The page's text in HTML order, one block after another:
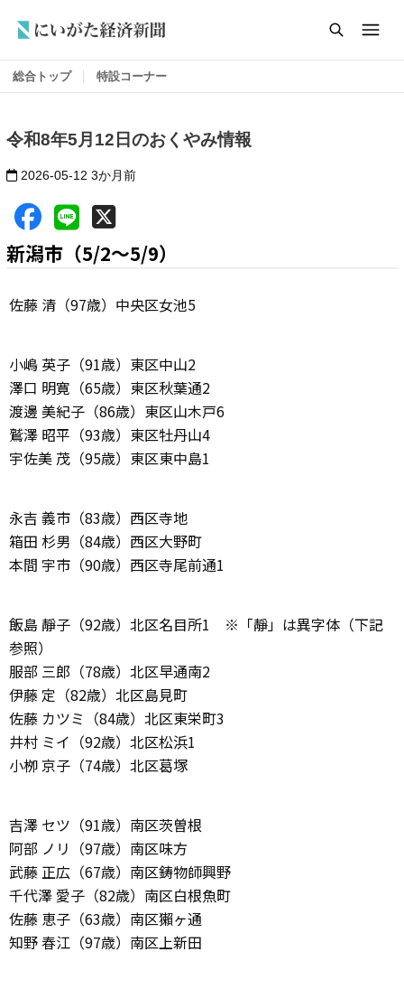
総合トップ 特設コーナー
令和8年5月12日のおくやみ情報
2026-05-12 3か月前
新潟市（5/2～5/9）
佐藤 清（97歳）中央区女池5
小嶋 英子（91歳）東区中山2
澤口 明寛（65歳）東区秋葉通2
渡邊 美紀子（86歳）東区山木戸6
鷲澤 昭平（93歳）東区牡丹山4
宇佐美 茂（95歳）東区東中島1
永吉 義市（83歳）西区寺地
箱田 杉男（84歳）西区大野町
本間 宇市（90歳）西区寺尾前通1
飯島 靜子（92歳）北区名目所1 ※「靜」は異字体（下記
参照）
服部 三郎（78歳）北区早通南2
伊藤 定（82歳）北区島見町
佐藤 カツミ（84歳）北区東栄町3
井村 ミイ（92歳）北区松浜1
小栁 京子（74歳）北区葛塚
吉澤 セツ（91歳）南区茨曽根
阿部 ノリ（97歳）南区味方
武藤 正広（67歳）南区鋳物師興野
千代澤 愛子（82歳）南区白根魚町
佐藤 恵子（63歳）南区獺ヶ通
知野 春江（97歳）南区上新田